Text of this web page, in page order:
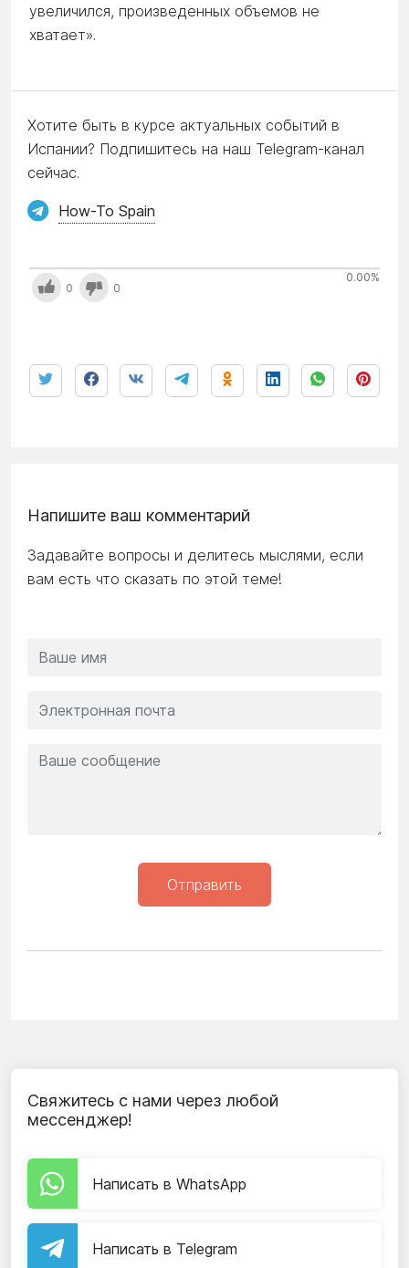
увеличился, произведенных объемов не
хватает».
Хотите быть в курсе актуальных событий в
Испании? Подпишитесь на наш Telegram-канал
сейчас.
How-To Spain
0.00%
0 0
Напишите ваш комментарий
Задавайте вопросы и делитесь мыслями, если
вам есть что сказать по этой теме!
Отправить
Свяжитесь с нами через любой
мессенджер!
Написать в WhatsApp
Написать в Telegram